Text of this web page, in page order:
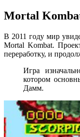
Mortal
В 2011 году мир
Mortal Kombat.
переработку, и
Игра
котором
Дамм.